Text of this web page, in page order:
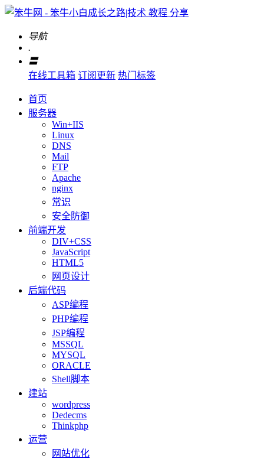
导航
.
〓
在线工具箱 订阅更新 热门标签
首页
服务器
Win+IIS
Linux
DNS
Mail
FTP
Apache
nginx
常识
安全防御
前端开发
DIV+CSS
JavaScript
HTML5
网页设计
后端代码
ASP编程
PHP编程
JSP编程
MSSQL
MYSQL
ORACLE
Shell脚本
建站
wordpress
Dedecms
Thinkphp
运营
网站优化